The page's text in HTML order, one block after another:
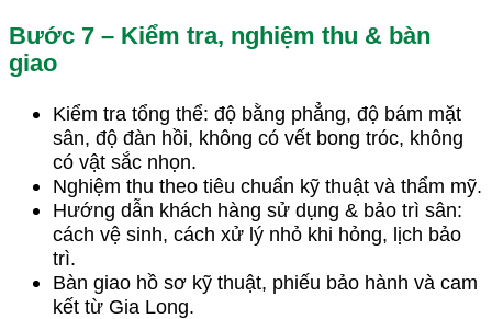
Bước 7 – Kiểm tra, nghiệm thu & bàn
giao
Kiểm tra tổng thể: độ bằng phẳng, độ bám mặt
sân, độ đàn hồi, không có vết bong tróc, không
có vật sắc nhọn.
Nghiệm thu theo tiêu chuẩn kỹ thuật và thẩm mỹ.
Hướng dẫn khách hàng sử dụng & bảo trì sân:
cách vệ sinh, cách xử lý nhỏ khi hỏng, lịch bảo
trì.
Bàn giao hồ sơ kỹ thuật, phiếu bảo hành và cam
kết từ Gia Long.